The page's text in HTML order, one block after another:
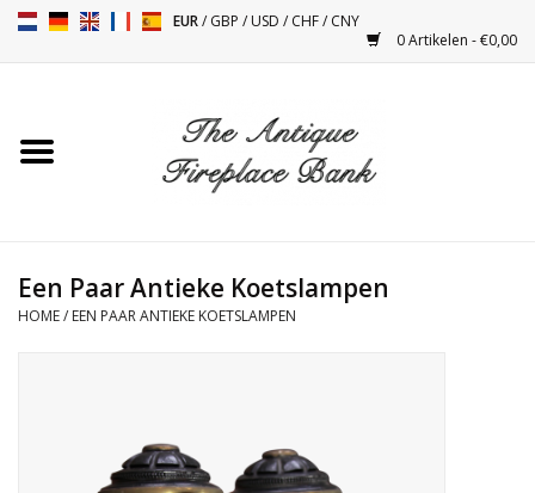
EUR/GBP /USD /CHF/CNY
0 Artikelen - €0,00
Toebehoren
Antiquiteiten en Vintage
Een Paar Antieke Koetslampen
HOME/ EEN PAAR ANTIEKE KOETSLAMPEN